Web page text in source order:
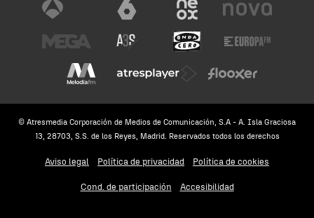
© Atresmedia Corporación de Medios de Comunicación, S.A - A. Isla Graciosa
13, 28703, S.S. de los Reyes, Madrid. Reservados todos los derechos
Aviso legal Política de privacidad Política de cookies
Cond. de participación Accesibilidad